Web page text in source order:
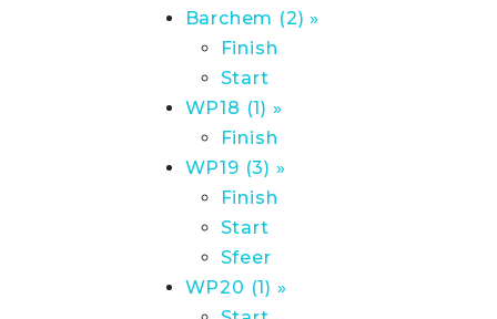
Barchem (2) »
Finish
Start
WP18 (1) »
Finish
WP19 (3) »
Finish
Start
Sfeer
WP20 (1) »